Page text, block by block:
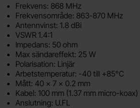
Frekvens: 868 MHz
Frekvensområde: 863-870 MHz
Antennvinst: 1.8 dBi
VSWR 1.4:1
Impedans: 50 ohm
Max sändareffekt: 25 W
Polarisation: Linjär
Arbetstemperatur: -40 till +85°C
Mått: 40 x 7 x 0.2 mm
Kabel: 100 mm (1.37 mm micro-koax)
Anslutning: U.FL